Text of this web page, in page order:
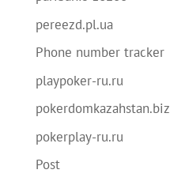
pereezd.pl.ua
Phone number tracker
playpoker-ru.ru
pokerdomkazahstan.biz
pokerplay-ru.ru
Post